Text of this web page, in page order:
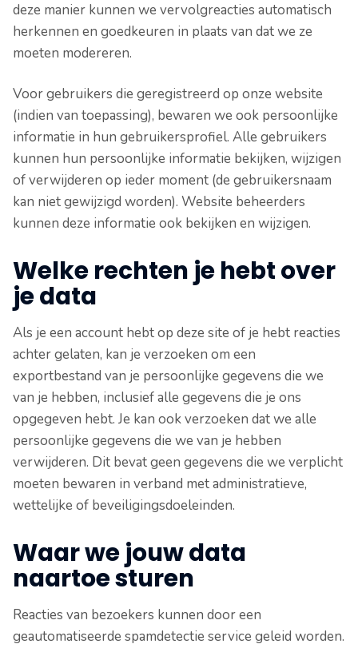
deze manier kunnen we vervolgreacties automatisch
herkennen en goedkeuren in plaats van dat we ze
moeten modereren.
Voor gebruikers die geregistreerd op onze website
(indien van toepassing), bewaren we ook persoonlijke
informatie in hun gebruikersprofiel. Alle gebruikers
kunnen hun persoonlijke informatie bekijken, wijzigen
of verwijderen op ieder moment (de gebruikersnaam
kan niet gewijzigd worden). Website beheerders
kunnen deze informatie ook bekijken en wijzigen.
Welke rechten je hebt over
je data
Als je een account hebt op deze site of je hebt reacties
achter gelaten, kan je verzoeken om een
exportbestand van je persoonlijke gegevens die we
van je hebben, inclusief alle gegevens die je ons
opgegeven hebt. Je kan ook verzoeken dat we alle
persoonlijke gegevens die we van je hebben
verwijderen. Dit bevat geen gegevens die we verplicht
moeten bewaren in verband met administratieve,
wettelijke of beveiligingsdoeleinden.
Waar we jouw data
naartoe sturen
Reacties van bezoekers kunnen door een
geautomatiseerde spamdetectie service geleid worden.